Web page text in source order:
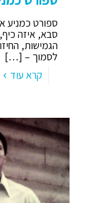
ספורט כמניע
סבא, איזה
הגמישות,
לסמוך – […]
קרא עוד